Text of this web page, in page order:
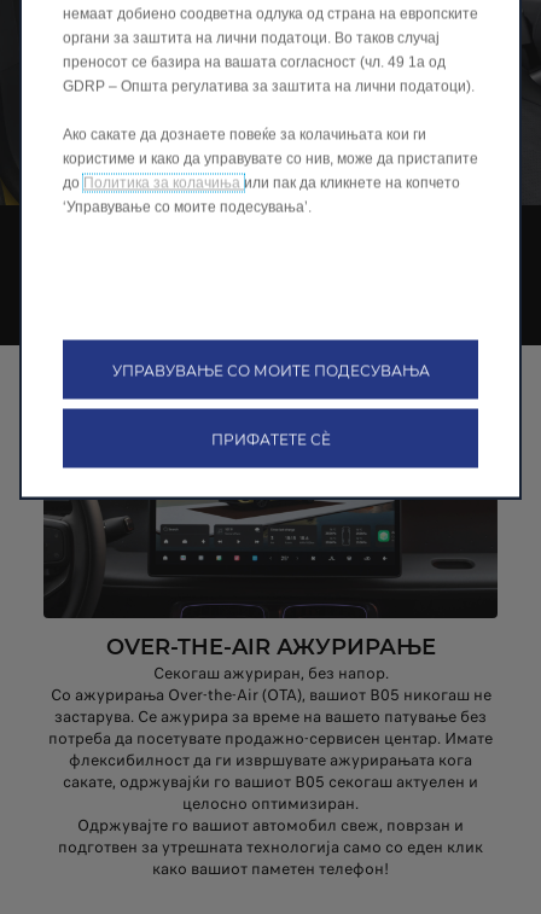
OVER-THE-AIR АЖУРИРАЊЕ
Секогаш ажуриран, без напор.
Со ажурирања Over-the-Air (OTA), вашиот B05 никогаш не
застарува. Се ажурира за време на вашето патување без
потреба да посетувате продажно-сервисен центар. Имате
флексибилност да ги извршувате ажурирањата кога
сакате, одржувајќи го вашиот B05 секогаш актуелен и
целосно оптимизиран.
Одржувајте го вашиот автомобил свеж, поврзан и
подготвен за утрешната технологија само со еден клик
како вашиот паметен телефон!
немаат добиено соодветна одлука од страна на европските
органи за заштита на лични податоци. Во таков случај
преносот се базира на вашата согласност (чл. 49 1а од
GDRP – Општа регулатива за заштита на лични податоци).
Ако сакате да дознаете повеќе за колачињата кои ги
користиме и како да управувате со нив, може да пристапите
до Политика за колачиња или пак да кликнете на копчето
‘Управување со моите подесувања’.
УПРАВУВАЊЕ СО МОИТЕ ПОДЕСУВАЊА
ПРИФАТЕТЕ СÈ